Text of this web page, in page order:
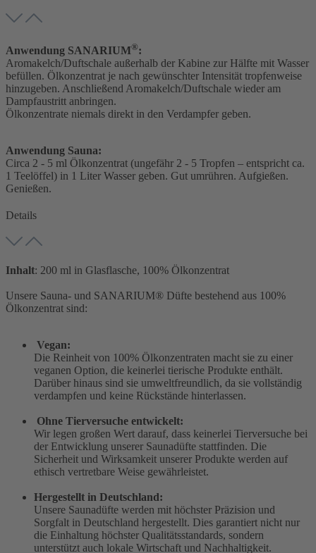
Anwendung SANARIUM®:
Aromakelch/Duftschale außerhalb der Kabine zur Hälfte mit Wasser
befüllen. Ölkonzentrat je nach gewünschter Intensität tropfenweise
hinzugeben. Anschließend Aromakelch/Duftschale wieder am
Dampfaustritt anbringen.
Ölkonzentrate niemals direkt in den Verdampfer geben.
Anwendung Sauna:
Circa 2 - 5 ml Ölkonzentrat (ungefähr 2 - 5 Tropfen – entspricht ca.
1 Teelöffel) in 1 Liter Wasser geben. Gut umrühren. Aufgießen.
Genießen.
Details
Inhalt: 200 ml in Glasflasche, 100% Ölkonzentrat
Unsere Sauna- und SANARIUM® Düfte bestehend aus 100%
Ölkonzentrat sind:
Vegan:
Die Reinheit von 100% Ölkonzentraten macht sie zu einer
veganen Option, die keinerlei tierische Produkte enthält.
Darüber hinaus sind sie umweltfreundlich, da sie vollständig
verdampfen und keine Rückstände hinterlassen.
Ohne Tierversuche entwickelt:
Wir legen großen Wert darauf, dass keinerlei Tierversuche bei
der Entwicklung unserer Saunadüfte stattfinden. Die
Sicherheit und Wirksamkeit unserer Produkte werden auf
ethisch vertretbare Weise gewährleistet.
Hergestellt in Deutschland:
Unsere Saunadüfte werden mit höchster Präzision und
Sorgfalt in Deutschland hergestellt. Dies garantiert nicht nur
die Einhaltung höchster Qualitätsstandards, sondern
unterstützt auch lokale Wirtschaft und Nachhaltigkeit.